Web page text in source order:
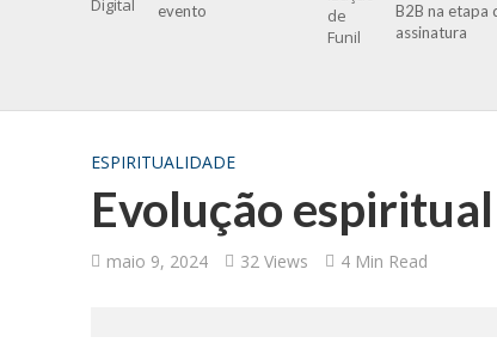
evento
B2B na etapa
assinatura
ESPIRITUALIDADE
Evolução
maio 9, 2024 32 Views 4 Min Read